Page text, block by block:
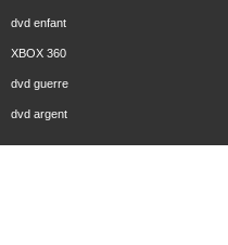
dvd enfant
XBOX 360
dvd guerre
dvd argent